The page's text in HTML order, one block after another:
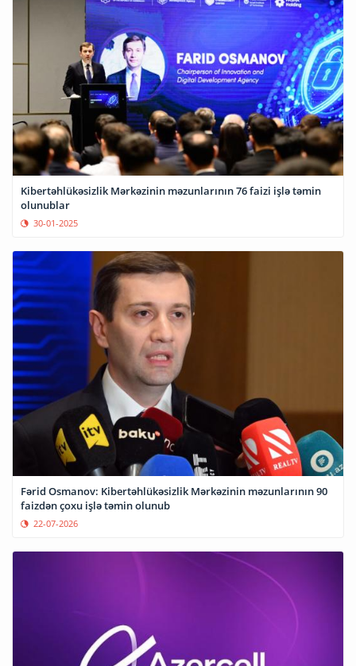
Kibertəhlükəsizlik Mərkəzinin məzunlarının 76 faizi işlə təmin
olunublar
30-01-2025
Fərid Osmanov: Kibertəhlükəsizlik Mərkəzinin məzunlarının 90
faizdən çoxu işlə təmin olunub
22-07-2026